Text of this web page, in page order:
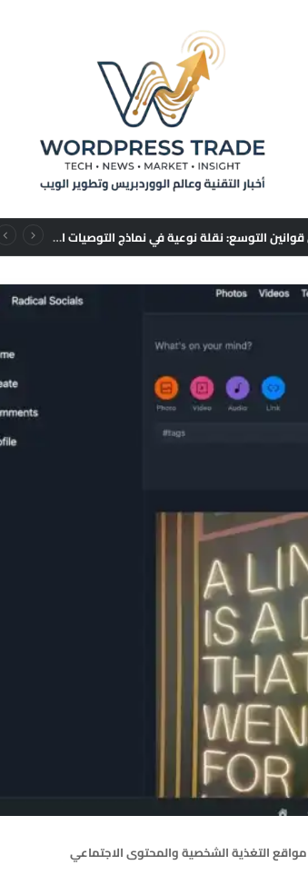
من تسلسلات المستخدم إلى قوانين التوسع: نقلة نوعية في نماذج التوصيات الإعلانية